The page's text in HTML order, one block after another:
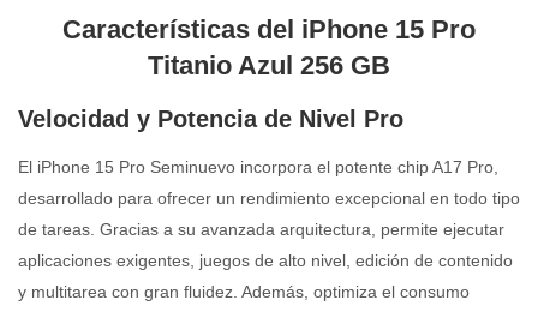
Características del iPhone 15 Pro
Titanio Azul 256 GB
Velocidad y Potencia de Nivel Pro
El iPhone 15 Pro Seminuevo incorpora el potente chip A17 Pro,
desarrollado para ofrecer un rendimiento excepcional en todo tipo
de tareas. Gracias a su avanzada arquitectura, permite ejecutar
aplicaciones exigentes, juegos de alto nivel, edición de contenido
y multitarea con gran fluidez. Además, optimiza el consumo